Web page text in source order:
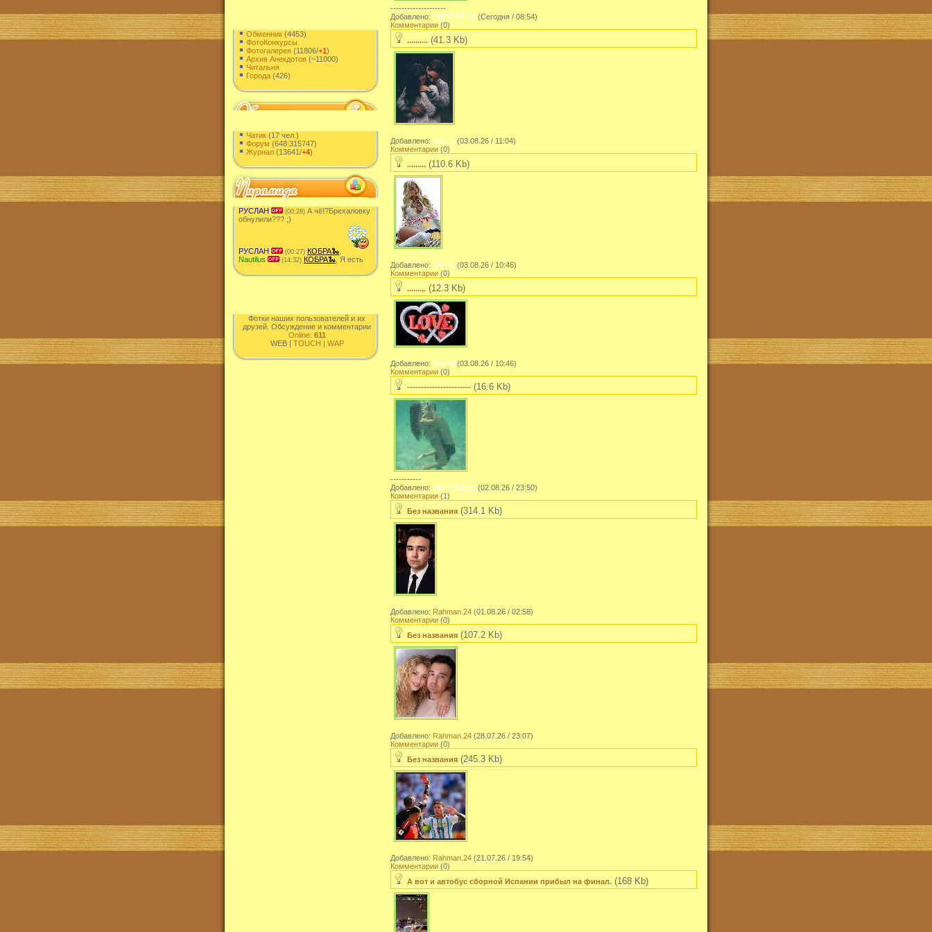
Обменник (4453)
ФотоКонкурсы
Фотогалерея (11806/+1)
Архив Анекдотов (~11000)
Читальня
Города (426)
Чатик (17 чел.)
Форум (648|315747)
Журнал (13641/+4)
РУСЛАН (00:28) А чë!?Брехаловку
обнулили??? ;)
РУСЛАН (00:27) КОБРА🐍
Nautilus
(14:32) КОБРА🐍 , Я есть
Фотки наших пользователей и их
друзей. Обсуждение и комментарии
Online: 611
WEB | TOUCH | WAP
--------------------
Добавлено: EMPTINESS (Сегодня / 08:54)
Комментарии (0)
.......... (41.3 Kb)
Добавлено: Мечта (03.08.26 / 11:04)
Комментарии (0)
......... (110.6 Kb)
Добавлено: Мечта (03.08.26 / 10:46)
Комментарии (0)
.......,. (12.3 Kb)
Добавлено: Мечта (03.08.26 / 10:46)
Комментарии (0)
----------------------- (16.6 Kb)
-----------
Добавлено: EMPTINESS (02.08.26 / 23:50)
Комментарии (1)
Без названия (314.1 Kb)
Добавлено: Rahman.24 (01.08.26 / 02:58)
Комментарии (0)
Без названия (107.2 Kb)
Добавлено: Rahman.24 (28.07.26 / 23:07)
Комментарии (0)
Без названия (245.3 Kb)
Добавлено: Rahman.24 (21.07.26 / 19:54)
Комментарии (0)
А вот и автобус сборной Испании прибыл на финал. (168 Kb)